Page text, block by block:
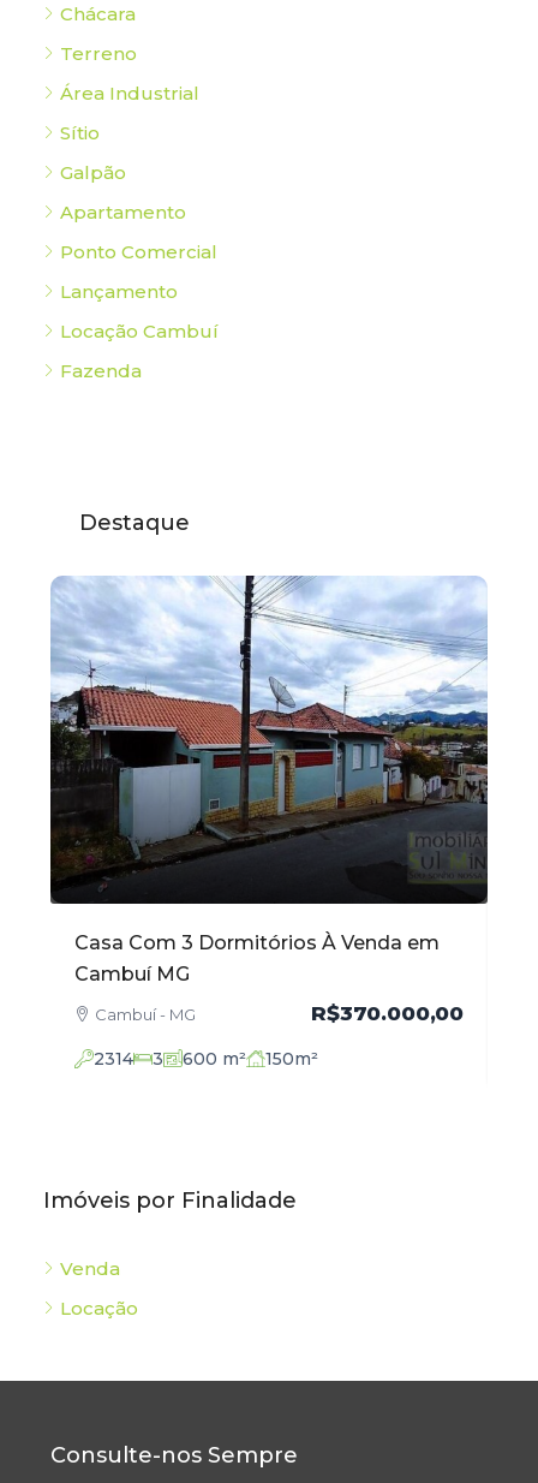
Chácara
Terreno
Área Industrial
Sítio
Galpão
Apartamento
Ponto Comercial
Lançamento
Locação Cambuí
Fazenda
Destaque
Casa Com 3 Dormitórios À Venda em
Cambuí MG
Cambuí - MG R$370.000,00
2314 3 600 m² 150m²
Imóveis por Finalidade
Venda
Locação
Consulte-nos Sempre